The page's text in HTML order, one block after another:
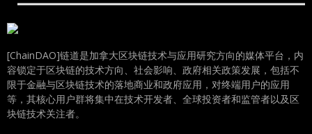
[ChainDAO]链道是加拿大区块链技术与应用研究方向的媒体平台，内
容锁定于区块链的技术方向、社会影响、政府相关政策发展，包括不
限于金融与区块链技术的落地商业和政府应用，对终端用户的应用
等，其核心用户群将集中在技术开发者、全球投资者和监管者以及区
块链技术关注者。